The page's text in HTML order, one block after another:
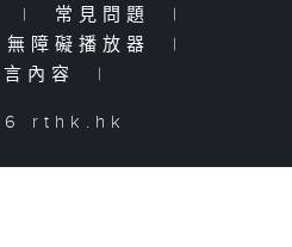
| 常見問題
|
無障礙播放器
|
內容
|
rthk.hk